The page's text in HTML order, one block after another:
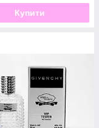
Купити